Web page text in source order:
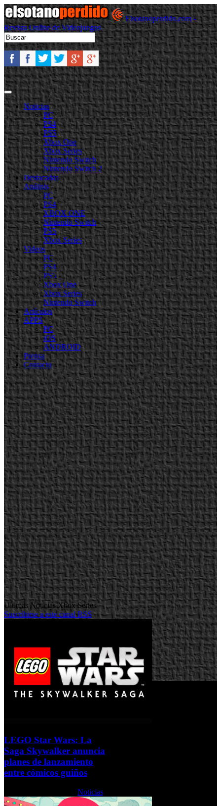
Elsotanoperdido.com -
Revista Online de Videojuegos
Noticias
PC
PS4
PS5
Xbox One
Xbox Series
Nintendo Switch
Nintendo Switch 2
Destacadas
Análisis
PC
PS4
XBOX ONE
Nintendo Switch
PS5
Xbox Series
Videos
PC
PS4
PS5
Xbox One
Xbox Series
Nintendo Switch
Artículos
APPS
PC
iOS
ANDROID
Prensa
Contacto
Ultimas Noticias Xbox Series
Suscribirse a este canal RSS
LEGO Star Wars: La
Saga Skywalker anuncia
planes de lanzamiento
entre cómicos guiños
Noticias